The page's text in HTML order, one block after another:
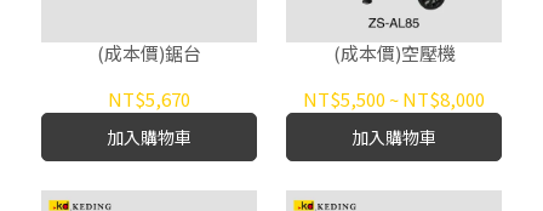
(成本價)鋸台
NT$5,670
加入購物車
(成本價)空壓機
NT$5,500~NT$8,000
加入購物車